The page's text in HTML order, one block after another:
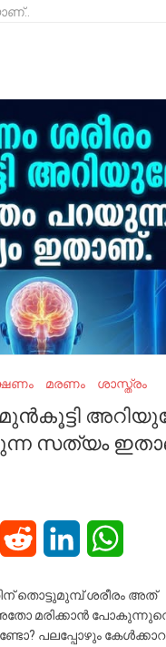
മരണം ശാസ്ത്രം
മുൻകൂട്ടി
സത്യം
Email Reddit LinkedIn
തൊട്ടുമുമ്പ് ശരീരം അത്
മരിക്കാൻ
പലപ്പോഴും